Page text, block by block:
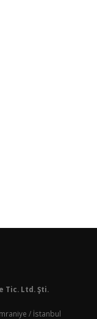
Tic. Ltd. Şti.
/ İstanbul